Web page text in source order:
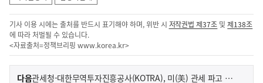
기사 이용 시에는 출처를 반드시 표기해야 하며, 위반 시 저작권법 제37조 및제138조
에 따라 처벌될 수 있습니다.
<자료출처=정책브리핑 www.korea.kr>
이다음기
관세청-대한무역투자진흥공사(KOTRA), 미(美) 관세 파고 넘는 지원망 촘촘히